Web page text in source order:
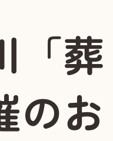
「葬
のお